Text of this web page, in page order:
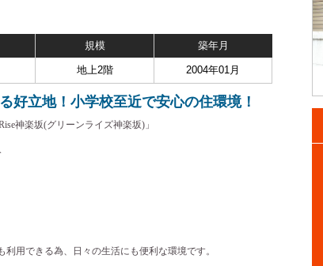
規模 築年月
地上2階 2004年01月
好立地！小学校至近で安心の住環境！
神楽坂(グリーンライズ神楽坂)」
用できる為、日々の生活にも便利な環境です。